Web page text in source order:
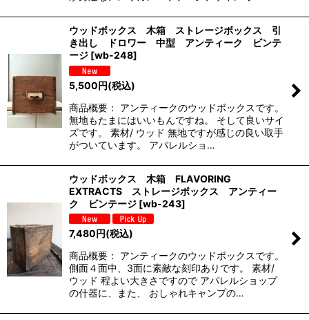
ウッドボックス 木箱 ストレージボックス 引
き出し ドロワー 中型 アンティーク ビンテ
ージ [wb-248]
5,500円(税込)
商品概要： アンティークのウッドボックスです。
無地もたまにはいいもんですね。 そして良いサイ
ズです。 素材/ ウッド 無地ですが感じの良い取手
がついています。 アパレルショ…
ウッドボックス 木箱 FLAVORING
EXTRACTS ストレージボックス アンティー
ク ビンテージ [wb-243]
7,480円(税込)
商品概要： アンティークのウッドボックスです。
側面４面中、3面に素敵な刻印ありです。 素材/
ウッド 程よい大きさですので アパレルショップ
の什器に、また、 おしゃれキャンプの…